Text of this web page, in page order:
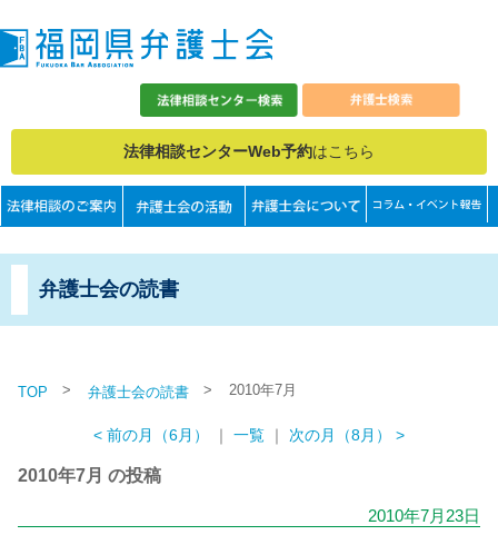
法律相談センターWeb予約はこちら
弁護士会の読書
TOP > 弁護士会の読書 > 2010年7月
< 前の月（6月） ｜ 一覧 ｜ 次の月（8月） >
2010年7月 の投稿
2010年7月23日